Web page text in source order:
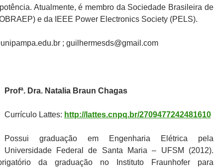
Atualmente, é membro da Sociedade Brasileira de
e da IEEE Power Electronics Society (PELS).
; guilhermesds@gmail.com
Profª. Dra. Natalia Braun Chagas
Currículo Lattes: http://lattes.cnpq.br/2709477242481610
Possui graduação em Engenharia Elétrica pela
Universidade Federal de Santa Maria – UFSM (2012).
da graduação no Instituto Fraunhofer para